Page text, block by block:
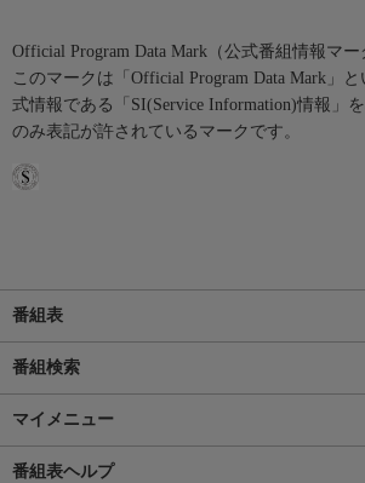
Official Program Data Mark（公式番組情報マー
このマークは「Official Program Data Mark」
式情報である「SI(Service Information)情報」
のみ表記が許されているマークです。
番組表
番組検索
マイメニュー
番組表ヘルプ